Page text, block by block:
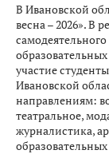
В Ивановской
весна – 2026». В
участие
Ивановской
направлениям:
театральное,
журналистика,